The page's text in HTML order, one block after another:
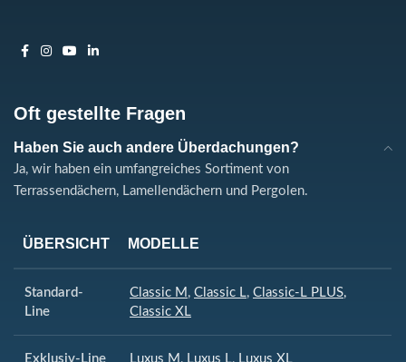
Oft gestellte Fragen
Haben Sie auch andere Überdachungen?
Ja, wir haben ein umfangreiches Sortiment von
Terrassendächern, Lamellendächern und Pergolen.
ÜBERSICHT MODELLE
Standard-
Line
Classic M , Classic L, Classic-L PLUS,
Classic XL
Exklusiv-Line Luxus M , Luxus L, Luxus XL